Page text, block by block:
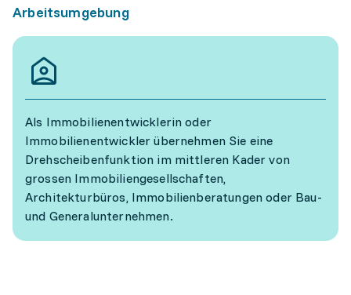
Arbeitsumgebung
Als Immobilienentwicklerin oder
Immobilienentwickler übernehmen Sie eine
Drehscheibenfunktion im mittleren Kader von
grossen Immobiliengesellschaften,
Architekturbüros, Immobilienberatungen oder Bau-
und Generalunternehmen.